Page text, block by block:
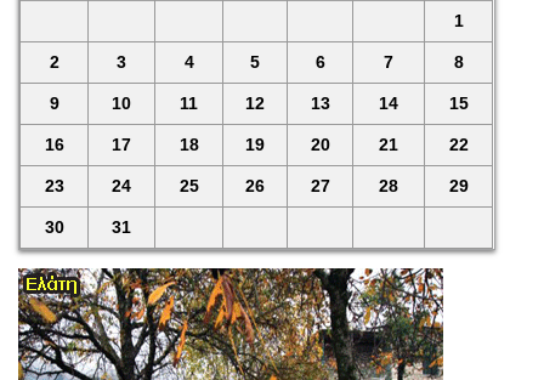
1
2 3 4 5 6 7 8
9 10 11 12 13 14 15
16 17 18 19 20 21 22
23 24 25 26 27 28 29
30 31